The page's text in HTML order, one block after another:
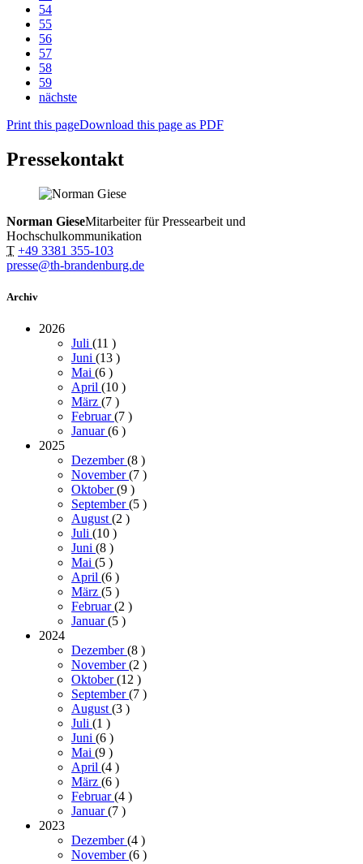
54
55
56
57
58
59
nächste
Print this pageDownload this page as PDF
Pressekontakt
Norman GieseMitarbeiter für Pressearbeit und
Hochschulkommunikation
T +49 3381 355-103
presse@th-brandenburg.de
Archiv
2026
Juli (11 )
Juni (13 )
Mai (6 )
April (10 )
März (7 )
Februar(7 )
Januar(6 )
2025
Dezember(8 )
November(7 )
Oktober(9 )
September(5 )
August(2 )
Juli (10 )
Juni (8 )
Mai (5 )
April (6 )
März (5 )
Februar(2 )
Januar(5 )
2024
Dezember(8 )
November(2 )
Oktober(12 )
September(7 )
August(3 )
Juli (1 )
Juni (6 )
Mai (9 )
April (4 )
März (6 )
Februar(4 )
Januar(7 )
2023
Dezember(4 )
November(6 )